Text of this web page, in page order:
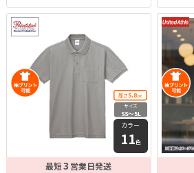
厚さ5.8oz
サイズ
SS〜5L
カラー
11色
最短3 営業日発送